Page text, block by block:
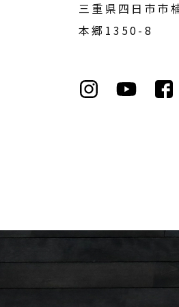
三重県四日市市
本郷1350-8